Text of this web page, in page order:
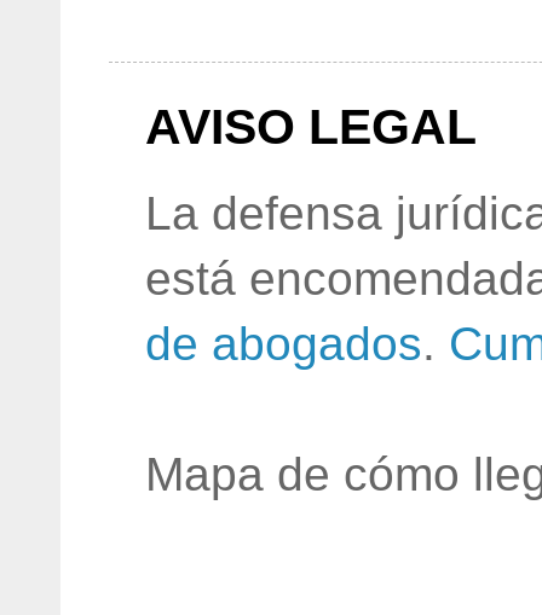
AVISO LEGAL
La defensa
está
de abogados.
Mapa de cómo